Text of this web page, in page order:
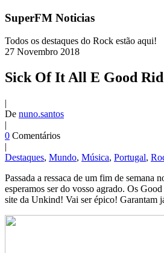
SuperFM Noticias
Todos os destaques do Rock estão aqui!
27 Novembro 2018
Sick Of It All E Good
|
De nuno.santos
|
0 Comentários
|
Destaques, Mundo, Música, Portugal,
Passada a ressaca de um fim de
esperamos ser do vosso agrado. Os
site da Unkind! Vai ser épico! Garantam